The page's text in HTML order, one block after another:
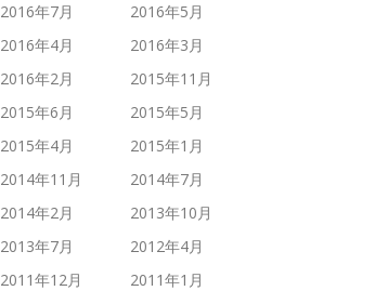
2016年7月
2016年5月
2016年4月
2016年3月
2016年2月
2015年11月
2015年6月
2015年5月
2015年4月
2015年1月
2014年11月
2014年7月
2014年2月
2013年10月
2013年7月
2012年4月
2011年12月
2011年1月